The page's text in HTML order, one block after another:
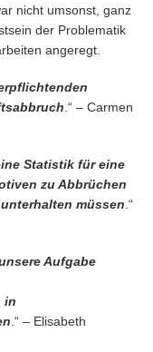
nicht umsonst, ganz
der Problematik
angeregt.
.“ – Carmen
Statistik für eine
zu Abbrüchen
müssen .“
Aufgabe
in
.“ – Elisabeth